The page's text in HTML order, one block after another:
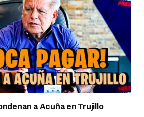
a Acuña en Trujillo